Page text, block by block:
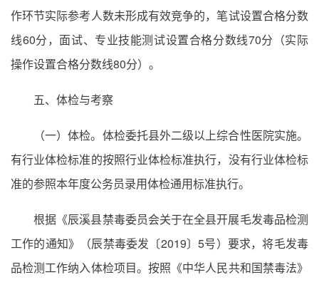
作环节实际参考人数未形成有效竞争的，笔试设置合格分数
线60分，面试、专业技能测试设置合格分数线70分（实际
操作设置合格分数线80分）。
五、体检与考察
（一）体检。体检委托县外二级以上综合性医院实施。
有行业体检标准的按照行业体检标准执行，没有行业体检标
准的参照本年度公务员录用体检通用标准执行。
根据《辰溪县禁毒委员会关于在全县开展毛发毒品检测
工作的通知》（辰禁毒委发〔2019〕5号）要求，将毛发毒
品检测工作纳入体检项目。按照《中华人民共和国禁毒法》